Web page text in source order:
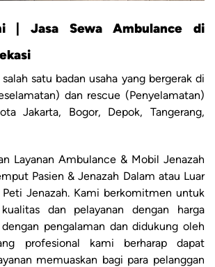
| Jasa Sewa Ambulance di
satu badan usaha yang bergerak di
dan rescue (Penyelamatan)
Jakarta, Bogor, Depok, Tangerang,
Layanan Ambulance & Mobil Jenazah
Pasien & Jenazah Dalam atau Luar
Jenazah. Kami berkomitmen untuk
dan pelayanan dengan harga
pengalaman dan didukung oleh
profesional kami berharap dapat
memuaskan bagi para pelanggan